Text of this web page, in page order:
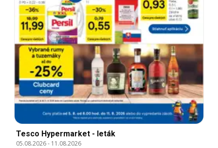
Tesco Hypermarket - leták
05.08.2026- 11.08.2026